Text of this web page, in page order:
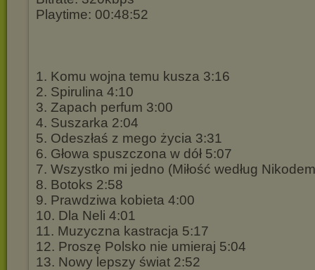
Playtime: 00:48:52
1. Komu wojna temu kusza 3:16
2. Spirulina 4:10
3. Zapach perfum 3:00
4. Suszarka 2:04
5. Odeszłaś z mego życia 3:31
6. Głowa spuszczona w dół 5:07
7. Wszystko mi jedno (Miłość według
8. Botoks 2:58
9. Prawdziwa kobieta 4:00
10. Dla Neli 4:01
11. Muzyczna kastracja 5:17
12. Proszę Polsko nie umieraj 5:04
13. Nowy lepszy świat 2:52